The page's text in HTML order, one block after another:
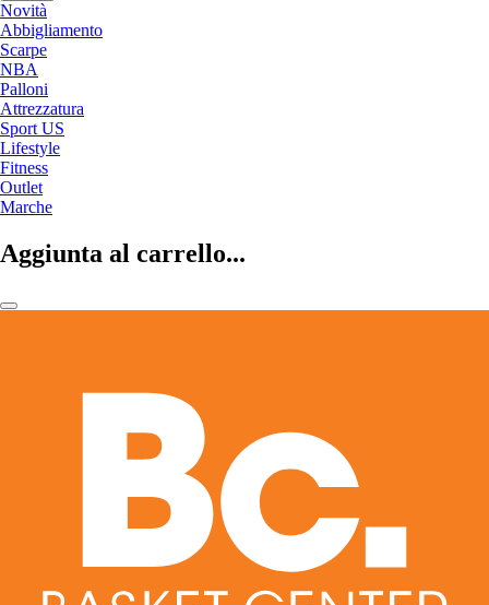
Novità
Abbigliamento
Scarpe
NBA
Palloni
Attrezzatura
Sport US
Lifestyle
Fitness
Outlet
Marche
Aggiunta al carrello...